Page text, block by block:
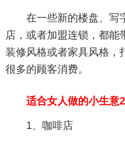
在一些新的楼盘、写
店，或者加盟连锁，都能
装修风格或者家具风格，
很多的顾客消费。
适合女人做的小生意2
1、咖啡店